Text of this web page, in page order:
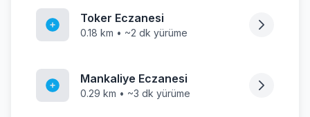
Toker Eczanesi
0.18 km • ~2 dk yürüme
Mankaliye Eczanesi
0.29 km • ~3 dk yürüme